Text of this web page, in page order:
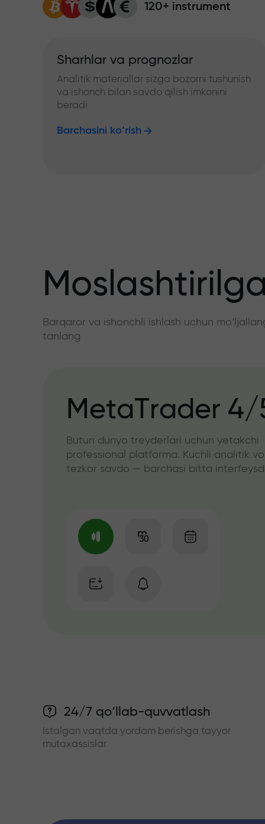
120+ instrument
Sharhlar va prognozlar
Analitik materiallar sizga bozorni tushunish
va ishonch bilan savdo qilish imkonini
beradi
Barchasini ko‘rish
Barqaror va ishonchli ishlash uchun
tanlang
MetaTrader 4/
Butun dunyo treyderlari uchun yetakchi
professional platforma. Kuchli analitik
tezkor savdo — barchasi bitta
24/7 qo‘llab-quvvatlash
Istalgan vaqtda yordam berishga tayyor
mutaxassislar